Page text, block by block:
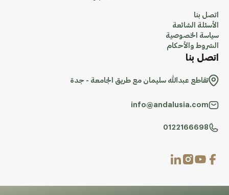
اتصل بنا
الأسئلة الشائعة
سياسة الخصوصية
الشروط والأحكام
اتصل بنا
تقاطع عبدالله سليمان مع طريق الجامعة - جدة
info@andalusia.com
0122166698